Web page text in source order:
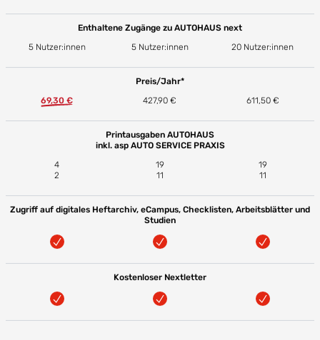
Enthaltene Zugänge zu AUTOHAUS next
5 Nutzer:innen
5 Nutzer:innen 20 Nutzer:innen
Preis/Jahr*
69,30 €
427,90 € 611,50 €
Printausgaben AUTOHAUS
inkl. asp AUTO SERVICE PRAXIS
4
2
19
11
19
11
Zugriff auf digitales Heftarchiv, eCampus, Checklisten, Arbeitsblätter und
Studien
Kostenloser Nextletter